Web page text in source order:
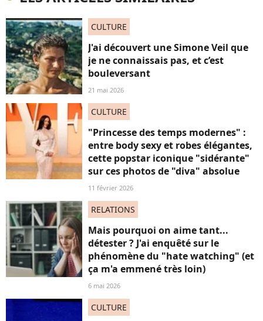
CULTURE
J'ai découvert une Simone Veil que
je ne connaissais pas, et c’est
bouleversant
21 mai 2026
CULTURE
"Princesse des temps modernes" :
entre body sexy et robes élégantes,
cette popstar iconique "sidérante"
sur ces photos de "diva" absolue
11 février 2026
RELATIONS
Mais pourquoi on aime tant...
détester ? J'ai enquêté sur le
phénomène du "hate watching" (et
ça m'a emmené très loin)
6 mai 2026
CULTURE